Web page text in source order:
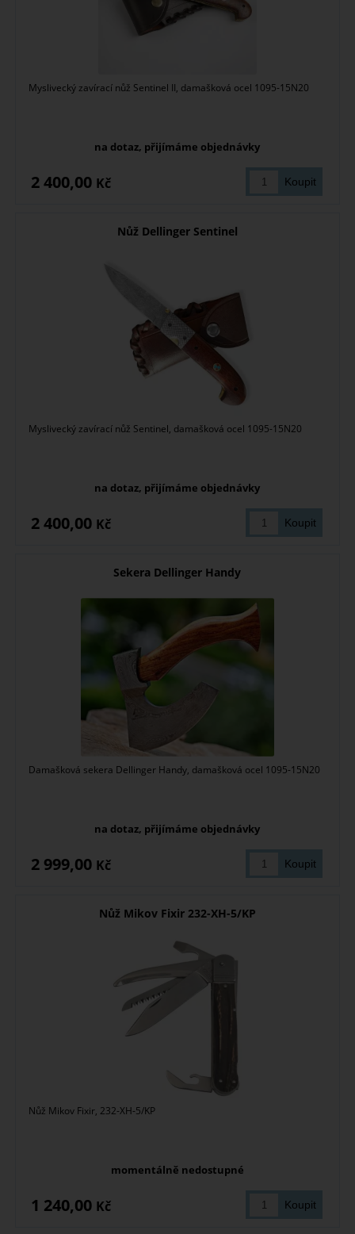
Myslivecký zavírací nůž Sentinel II, damašková ocel 1095-15N20
na dotaz, přijímáme objednávky
2 400,00 Kč
Nůž Dellinger Sentinel
Myslivecký zavírací nůž Sentinel, damašková ocel 1095-15N20
na dotaz, přijímáme objednávky
2 400,00 Kč
Sekera Dellinger Handy
Damašková sekera Dellinger Handy, damašková ocel 1095-15N20
na dotaz, přijímáme objednávky
2 999,00 Kč
Nůž Mikov Fixir 232-XH-5/KP
Nůž Mikov Fixir, 232-XH-5/KP
momentálně nedostupné
1 240,00 Kč